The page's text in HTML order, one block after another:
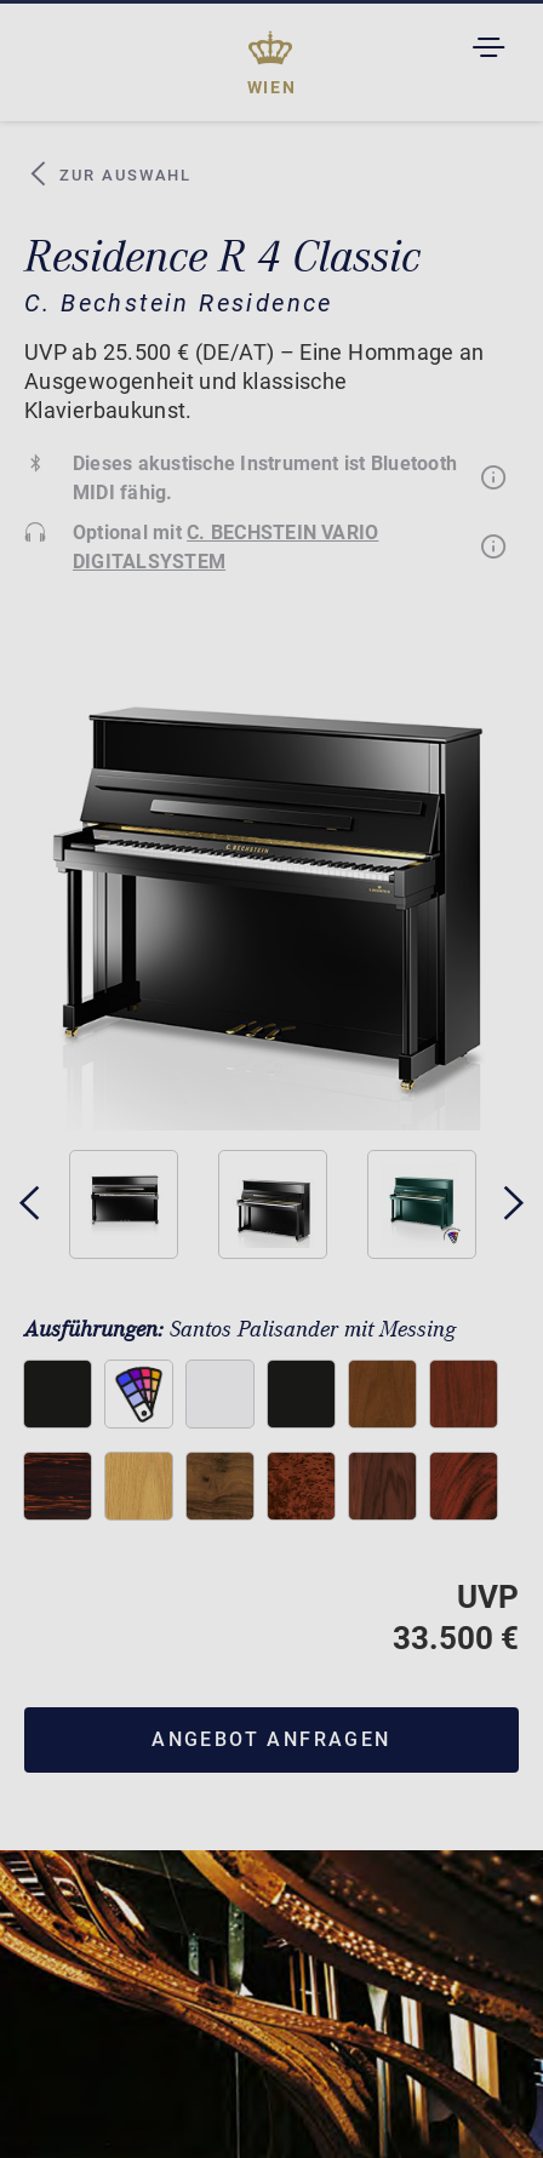
WIEN
ZUR AUSWAHL
Residence R 4 Classic
C. Bechstein Residence
UVP ab 25.500 € (DE/AT) – Eine Hommage an
Ausgewogenheit und klassische
Klavierbaukunst.
Dieses akustische Instrument ist Bluetooth
MIDI fähig.
Optional mitC. BECHSTEIN VARIO
DIGITALSYSTEM
Ausführungen: Santos Palisander mit Messing
UVP
33.500 €
ANGEBOT ANFRAGEN